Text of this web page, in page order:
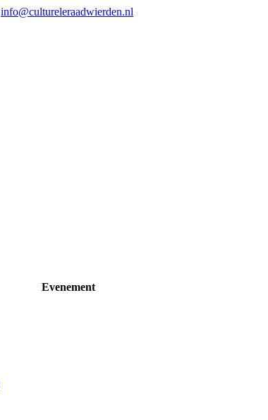
info@cultureleraadwierden.nl
Evenement